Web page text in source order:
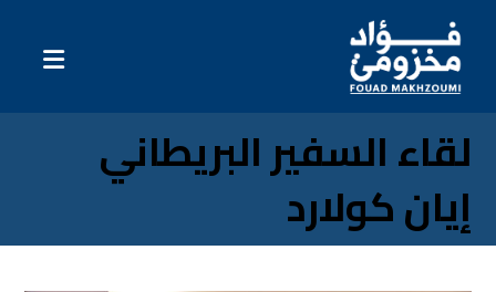
لقاء السفير البريطاني
إيان كولارد